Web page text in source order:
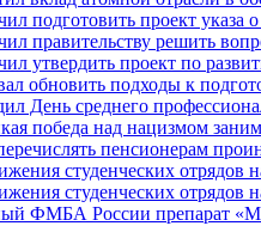
подготовить проект
правительству решить
утвердить проект по
обновить подходы к
День среднего
победа над нацизмом
пенсионерам
студенческих
студенческих
ФМБА России препарат